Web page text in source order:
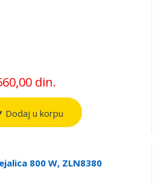
din.
Dodaj u korpu
800 W, ZLN8380